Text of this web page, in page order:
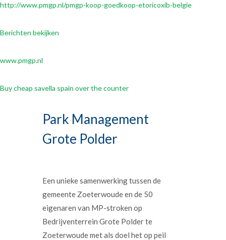
http://www.pmgp.nl/pmgp-koop-goedkoop-etoricoxib-belgie
Berichten bekijken
www.pmgp.nl
Buy cheap savella spain over the counter
Park Management
Grote Polder
Een unieke samenwerking tussen de
gemeente Zoeterwoude en de 50
eigenaren van MP-stroken op
Bedrijventerrein Grote Polder te
Zoeterwoude met als doel het op peil